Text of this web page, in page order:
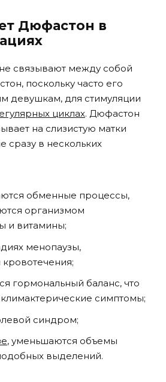
Дюфастон в
связывают между собой
поскольку часто его
девушкам, для стимуляции
циклах. Дюфастон
на слизистую матки
сразу в нескольких
обменные процессы,
организмом
и витамины;
менопаузы,
гормональный баланс, что
симптомы;
синдром;
, уменьшаются объемы
выделений.